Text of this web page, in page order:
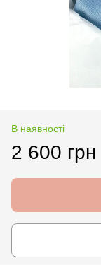
В наявності
2 600 грн